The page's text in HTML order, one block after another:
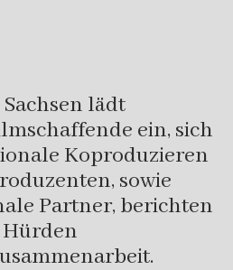
lädt
ein, sich
Koproduzieren
sowie
Partner, berichten